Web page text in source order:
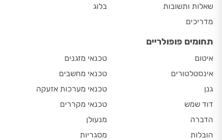
שאלות ותשובות
מדריכים
בלוג
תחומים פופולריים
איטום
אינסטלטורים
גנן
דוד שמש
הדברה
הובלות
טכנאי מזגנים
טכנאי מחשבים
טכנאי מערכות אזעקה
טכנאי מקררים
מנעולן
מסגריות